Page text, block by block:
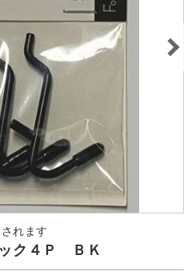
れます
ク４Ｐ ＢＫ